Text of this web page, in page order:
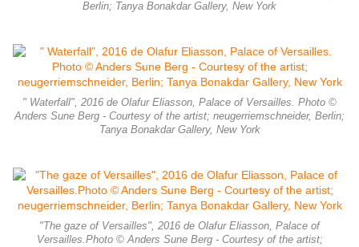
Berlin; Tanya Bonakdar Gallery, New York
" Waterfall", 2016 de Olafur Eliasson, Palace of Versailles. Photo ©
Anders Sune Berg - Courtesy of the artist; neugerriemschneider, Berlin;
Tanya Bonakdar Gallery, New York
"The gaze of Versailles", 2016 de Olafur Eliasson, Palace of
Versailles.Photo © Anders Sune Berg - Courtesy of the artist;